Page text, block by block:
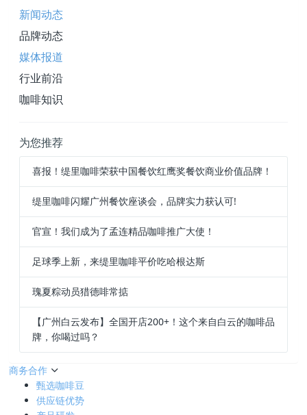
新闻动态
品牌动态
媒体报道
行业前沿
咖啡知识
为您推荐
喜报！缇里咖啡荣获中国餐饮红鹰奖餐饮商业价值品牌！
缇里咖啡闪耀广州餐饮座谈会，品牌实力获认可!
官宣！我们成为了孟连精品咖啡推广大使！
足球季上新，来缇里咖啡平价吃哈根达斯
瑰夏粽动员猎德啡常掂
【广州白云发布】全国开店200+！这个来自白云的咖啡品
牌，你喝过吗？
商务合作
甄选咖啡豆
供应链优势